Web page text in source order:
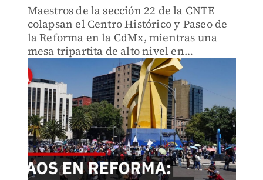
Maestros de la sección 22 de la CNTE
colapsan el Centro Histórico y Paseo de
la Reforma en la CdMx, mientras una
mesa tripartita de alto nivel en
Gobernación busca frenar la amenaza
de bloqueos en el aeropuerto.